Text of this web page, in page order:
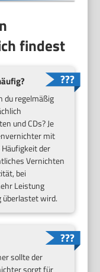
findest
du regelmäßig
und CDs? Je
mit
der
Vernichten
bei
Leistung
wird.
sollte der
sorgt für